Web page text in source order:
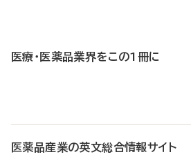
医療・医薬品業界をこの1冊に
医薬品産業の英文総合情報サイト